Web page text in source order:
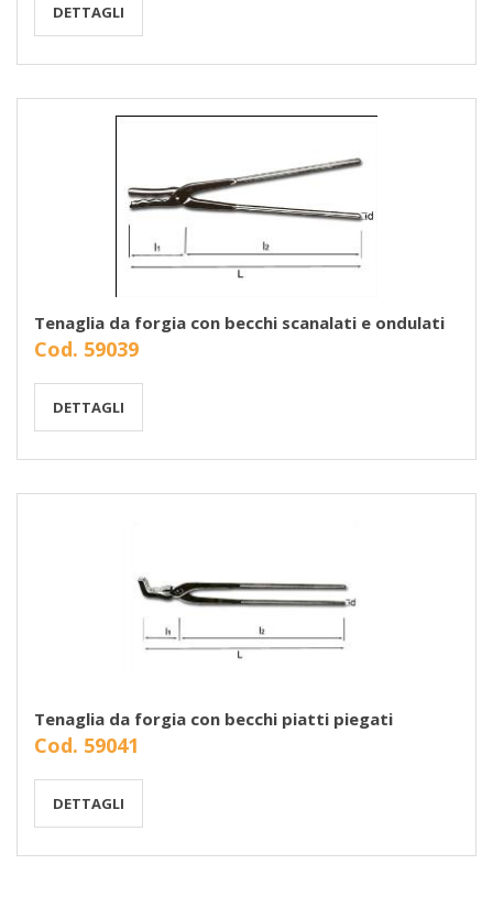
DETTAGLI
Tenaglia da forgia con becchi scanalati e ondulati
Cod. 59039
DETTAGLI
Tenaglia da forgia con becchi piatti piegati
Cod. 59041
DETTAGLI